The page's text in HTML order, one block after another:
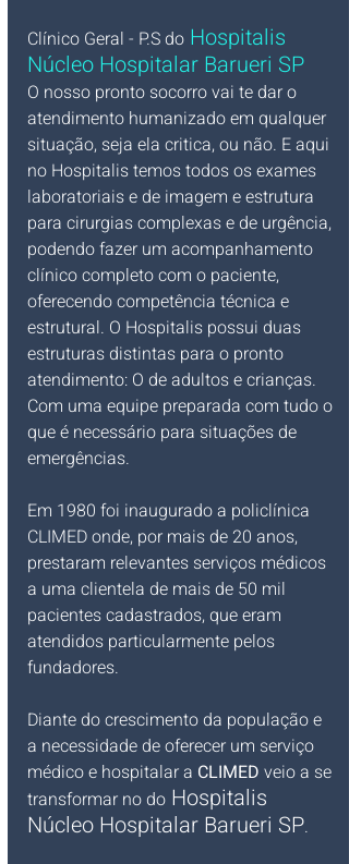
Clínico Geral - P.S do Hospitalis
Núcleo Hospitalar Barueri SP
O nosso pronto socorro vai te dar o
atendimento humanizado em qualquer
situação, seja ela critica, ou não. E aqui
no Hospitalis temos todos os exames
laboratoriais e de imagem e estrutura
para cirurgias complexas e de urgência,
podendo fazer um acompanhamento
clínico completo com o paciente,
oferecendo competência técnica e
estrutural. O Hospitalis possui duas
estruturas distintas para o pronto
atendimento: O de adultos e crianças.
Com uma equipe preparada com tudo o
que é necessário para situações de
emergências.
Em 1980 foi inaugurado a policlínica
CLIMED onde, por mais de 20 anos,
prestaram relevantes serviços médicos
a uma clientela de mais de 50 mil
pacientes cadastrados, que eram
atendidos particularmente pelos
fundadores.
Diante do crescimento da população e
a necessidade de oferecer um serviço
médico e hospitalar a CLIMED veio a se
transformar no do Hospitalis
Núcleo Hospitalar Barueri SP.